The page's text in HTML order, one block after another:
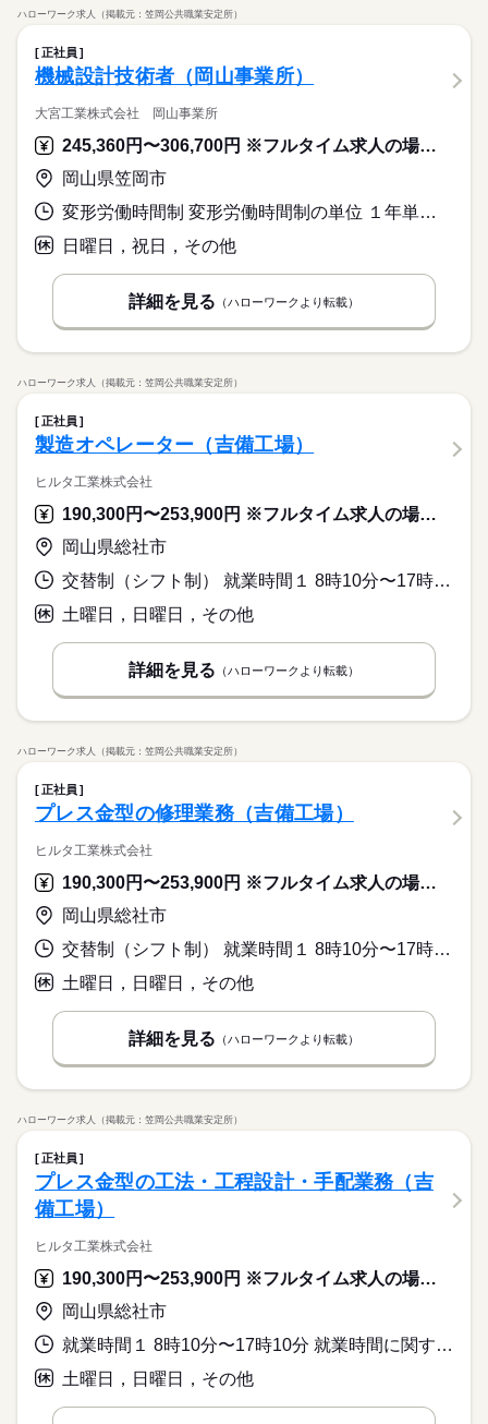
ハローワーク求人（掲載元：笠岡公共職業安定所）
正社員
機械設計技術者（岡山事業所）
大宮工業株式会社 岡山事業所
245,360円〜306,700円 ※フルタイム求人の場合は月額（換算額）、パート求人の場合は時間額を表示しています。
岡山県笠岡市
変形労働時間制 変形労働時間制の単位 １年単位 就業時間１ 8時30分〜17時30分
日曜日，祝日，その他
詳細を見る （ハローワークより転載）
ハローワーク求人（掲載元：笠岡公共職業安定所）
正社員
製造オペレーター（吉備工場）
ヒルタ工業株式会社
190,300円〜253,900円 ※フルタイム求人の場合は月額（換算額）、パート求人の場合は時間額を表示しています。
岡山県総社市
交替制（シフト制） 就業時間１ 8時10分〜17時10分 就業時間２ 19時30分〜4時30分 就業時間３ 20時20分〜5時20分 就業時間に関する特記事項 時間外の時間は月によって変動します。
土曜日，日曜日，その他
詳細を見る （ハローワークより転載）
ハローワーク求人（掲載元：笠岡公共職業安定所）
正社員
プレス金型の修理業務（吉備工場）
ヒルタ工業株式会社
190,300円〜253,900円 ※フルタイム求人の場合は月額（換算額）、パート求人の場合は時間額を表示しています。
岡山県総社市
交替制（シフト制） 就業時間１ 8時10分〜17時10分 就業時間２ 19時30分〜4時30分 就業時間３ 20時20分〜5時20分 就業時間に関する特記事項 時間外は月により変動する
土曜日，日曜日，その他
詳細を見る （ハローワークより転載）
ハローワーク求人（掲載元：笠岡公共職業安定所）
正社員
プレス金型の工法・工程設計・手配業務（吉
備工場）
ヒルタ工業株式会社
190,300円〜253,900円 ※フルタイム求人の場合は月額（換算額）、パート求人の場合は時間額を表示しています。
岡山県総社市
就業時間１ 8時10分〜17時10分 就業時間に関する特記事項 時間外は月により変動する
土曜日，日曜日，その他